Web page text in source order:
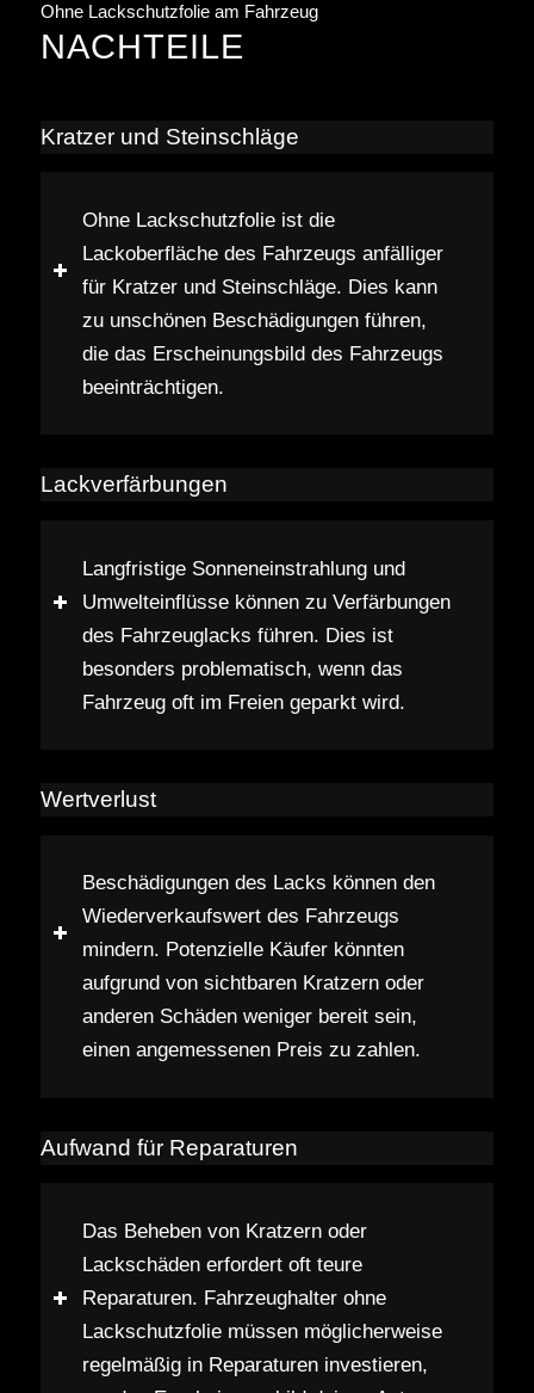
Ohne Lackschutzfolie am Fahrzeug
NACHTEILE
Kratzer und Steinschläge
Ohne Lackschutzfolie ist die
Lackoberfläche des Fahrzeugs anfälliger
für Kratzer und Steinschläge. Dies kann
zu unschönen Beschädigungen führen,
die das Erscheinungsbild des Fahrzeugs
beeinträchtigen.
Lackverfärbungen
Langfristige Sonneneinstrahlung und
Umwelteinflüsse können zu Verfärbungen
des Fahrzeuglacks führen. Dies ist
besonders problematisch, wenn das
Fahrzeug oft im Freien geparkt wird.
Wertverlust
Beschädigungen des Lacks können den
Wiederverkaufswert des Fahrzeugs
mindern. Potenzielle Käufer könnten
aufgrund von sichtbaren Kratzern oder
anderen Schäden weniger bereit sein,
einen angemessenen Preis zu zahlen.
Aufwand für Reparaturen
Das Beheben von Kratzern oder
Lackschäden erfordert oft teure
Reparaturen. Fahrzeughalter ohne
Lackschutzfolie müssen möglicherweise
regelmäßig in Reparaturen investieren,